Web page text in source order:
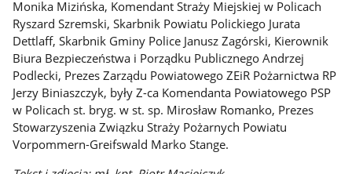
Monika Mizińska, Komendant Straży Miejskiej w Policach
Ryszard Szremski, Skarbnik Powiatu Polickiego Jurata
Dettlaff, Skarbnik Gminy Police Janusz Zagórski, Kierownik
Biura Bezpieczeństwa i Porządku Publicznego Andrzej
Podlecki, Prezes Zarządu Powiatowego ZEiR Pożarnictwa RP
Jerzy Biniaszczyk, były Z-ca Komendanta Powiatowego PSP
w Policach st. bryg. w st. sp. Mirosław Romanko, Prezes
Stowarzyszenia Związku Straży Pożarnych Powiatu
Vorpommern-Greifswald Marko Stange.